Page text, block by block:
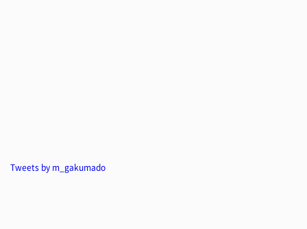
Tweets by m_gakumado